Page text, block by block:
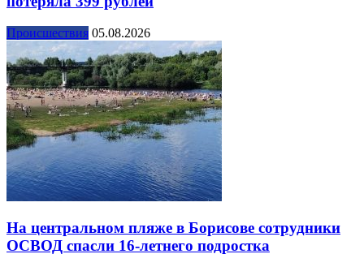
Происшествия 05.08.2026
На центральном пляже в Борисове сотрудники
ОСВОД спасли 16-летнего подростка